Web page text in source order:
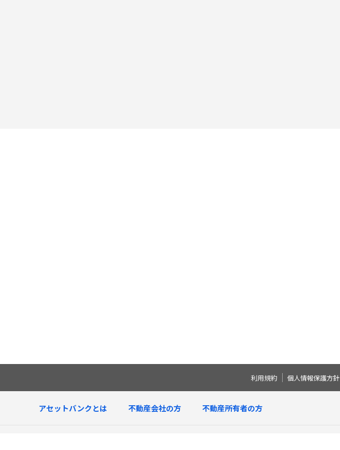
利用規約 個人情報保護方針
アセットバンクとは 不動産会社の方 不動産所有者の方